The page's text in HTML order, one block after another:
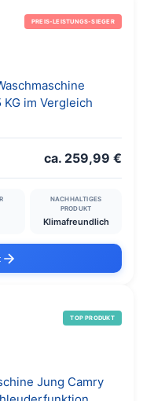
PREIS-LEISTUNGS-SIEGER
im Vergleich
ca. 259,99 €
NACHHALTIGES
PRODUKT
Klimafreundlich
TOP PRODUKT
Jung Camry